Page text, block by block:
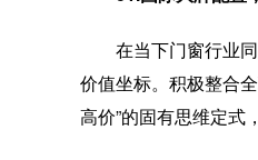
在当下门窗行业
价值坐标。积极整合
高价”的固有思维定式